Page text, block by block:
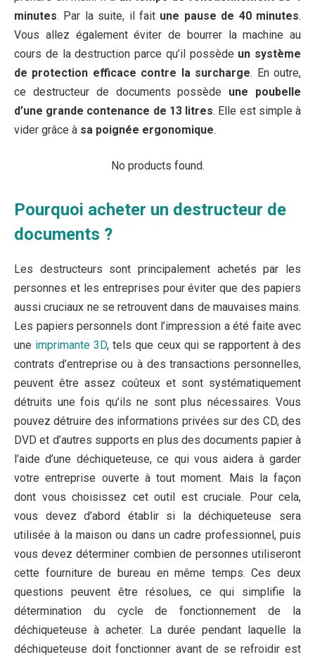
minutes. Par la suite, il fait une pause de 40 minutes.
Vous allez également éviter de bourrer la machine au
cours de la destruction parce qu’il possède un système
de protection efficace contre la surcharge. En outre,
ce destructeur de documents possède une poubelle
d’une grande contenance de 13 litres. Elle est simple à
vider grâce à sa poignée ergonomique.
No products found.
Pourquoi acheter un destructeur de
documents ?
Les destructeurs sont principalement achetés par les
personnes et les entreprises pour éviter que des papiers
aussi cruciaux ne se retrouvent dans de mauvaises mains.
Les papiers personnels dont l’impression a été faite avec
une imprimante 3D, tels que ceux qui se rapportent à des
contrats d’entreprise ou à des transactions personnelles,
peuvent être assez coûteux et sont systématiquement
détruits une fois qu’ils ne sont plus nécessaires. Vous
pouvez détruire des informations privées sur des CD, des
DVD et d’autres supports en plus des documents papier à
l’aide d’une déchiqueteuse, ce qui vous aidera à garder
votre entreprise ouverte à tout moment. Mais la façon
dont vous choisissez cet outil est cruciale. Pour cela,
vous devez d’abord établir si la déchiqueteuse sera
utilisée à la maison ou dans un cadre professionnel, puis
vous devez déterminer combien de personnes utiliseront
cette fourniture de bureau en même temps. Ces deux
questions peuvent être résolues, ce qui simplifie la
détermination du cycle de fonctionnement de la
déchiqueteuse à acheter. La durée pendant laquelle la
déchiqueteuse doit fonctionner avant de se refroidir est